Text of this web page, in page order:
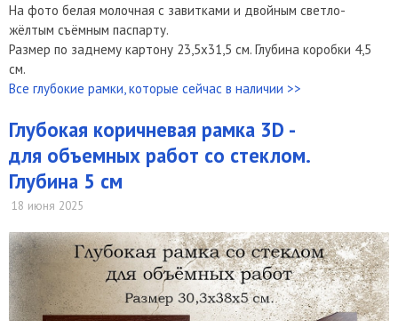
На фото белая молочная с завитками и двойным светло-
жёлтым съёмным паспарту.
Размер по заднему картону 23,5х31,5 см. Глубина коробки 4,5
см.
Все глубокие рамки, которые сейчас в наличии >>
Глубокая коричневая рамка 3D -
для объемных работ со стеклом.
Глубина 5 см
18 июня 2025